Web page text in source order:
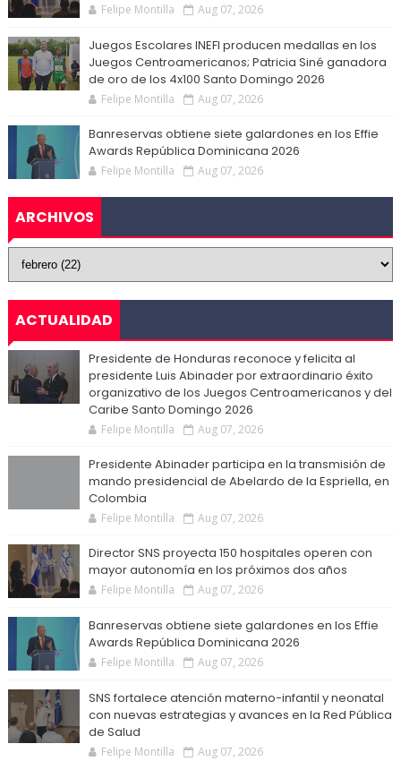
Felipe Montilla Aug 07, 2026
Juegos Escolares INEFI producen medallas en los
Juegos Centroamericanos; Patricia Siné ganadora
de oro de los 4x100 Santo Domingo 2026
Felipe Montilla Aug 07, 2026
Banreservas obtiene siete galardones en los Effie
Awards República Dominicana 2026
Felipe Montilla Aug 07, 2026
ARCHIVOS
ACTUALIDAD
Presidente de Honduras reconoce y felicita al
presidente Luis Abinader por extraordinario éxito
organizativo de los Juegos Centroamericanos y del
Caribe Santo Domingo 2026
Felipe Montilla Aug 07, 2026
Presidente Abinader participa en la transmisión de
mando presidencial de Abelardo de la Espriella, en
Colombia
Felipe Montilla Aug 07, 2026
Director SNS proyecta 150 hospitales operen con
mayor autonomía en los próximos dos años
Felipe Montilla Aug 07, 2026
Banreservas obtiene siete galardones en los Effie
Awards República Dominicana 2026
Felipe Montilla Aug 07, 2026
SNS fortalece atención materno-infantil y neonatal
con nuevas estrategias y avances en la Red Pública
de Salud
Felipe Montilla Aug 07, 2026